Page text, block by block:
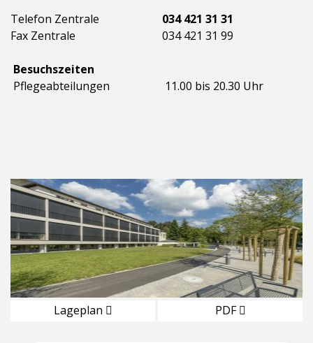
Telefon Zentrale
034 421 31 31
Fax Zentrale
034 421 31 99
Besuchszeiten
Pflegeabteilungen
11.00 bis 20.30 Uhr
Lageplan PDF